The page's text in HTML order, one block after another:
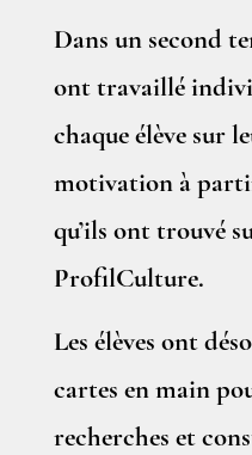
Dans un second
ont travaillé
chaque élève sur
motivation à
qu’ils ont trouvé
ProfilCulture.
Les élèves ont
cartes en main
recherches et